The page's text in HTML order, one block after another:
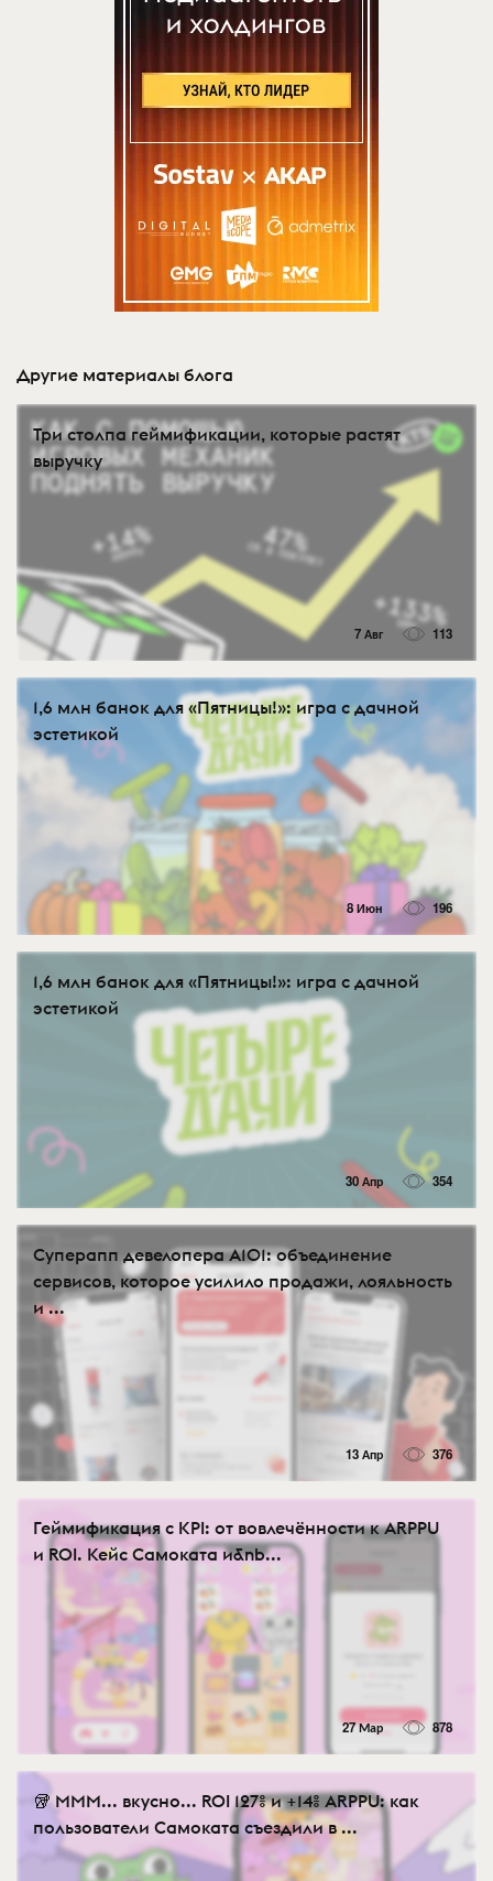
Другие материалы блога
Три столпа геймификации, которые растят
выручку
7 Авг 113
1,6 млн банок для «Пятницы!»: игра с дачной
эстетикой
8 Июн 196
1,6 млн банок для «Пятницы!»: игра с дачной
эстетикой
30 Апр 354
Суперапп девелопера А101: объединение
сервисов, которое усилило продажи, лояльность
и ...
13 Апр 376
Геймификация с KPI: от вовлечённости к ARPPU
и ROI. Кейс Самоката и&nb...
27 Мар 878
🥡 МММ... вкусно... ROI 127% и +14% ARPPU: как
пользователи Самоката съездили в ...